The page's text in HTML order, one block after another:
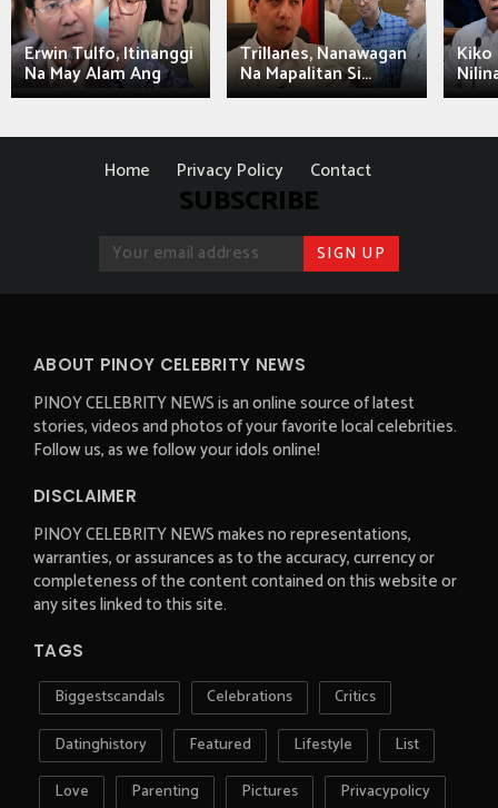
Erwin Tulfo, Itinanggi
Na May Alam Ang
Trillanes, Nanawagan
Na Mapalitan Si...
Kiko
Home Privacy Policy Contact
SUBSCRIBE
ABOUT PINOY CELEBRITY NEWS
PINOY CELEBRITY NEWS is an online source of latest
stories, videos and photos of your favorite local celebrities.
Follow us, as we follow your idols online!
DISCLAIMER
PINOY CELEBRITY NEWS makes no representations,
warranties, or assurances as to the accuracy, currency or
completeness of the content contained on this website or
any sites linked to this site.
TAGS
Biggestscandals Celebrations
Critics
Datinghistory
Featured Lifestyle
List
Love
Parenting Pictures Privacypolicy